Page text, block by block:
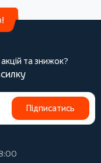
та знижок?
Підписатись